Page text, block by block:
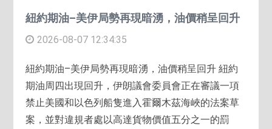
紐約期油–美伊局勢再現暗湧，油價稍呈回升
2026-08-07 12:34:35
紐約期油–美伊局勢再現暗湧，油價稍呈回升 紐約
期油周四出現回升，伊朗議會委員會正在審議一項
禁止美國和以色列船隻進入霍爾木茲海峽的法案草
案，並對違規者處以高達貨物價值五分之一的罰